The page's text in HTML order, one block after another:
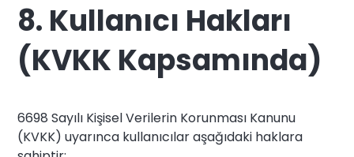
8. Kullanıcı Hakları
(KVKK Kapsamında)
6698 Sayılı Kişisel Verilerin Korunması Kanunu
(KVKK) uyarınca kullanıcılar aşağıdaki haklara